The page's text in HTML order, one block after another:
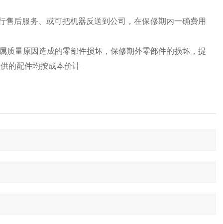
后服务、或可把机器反送到公司，在保修期内一确费用
质量原因造成的零部件损坏，保修期外零部件的损坏，提
的配件均按成本价计